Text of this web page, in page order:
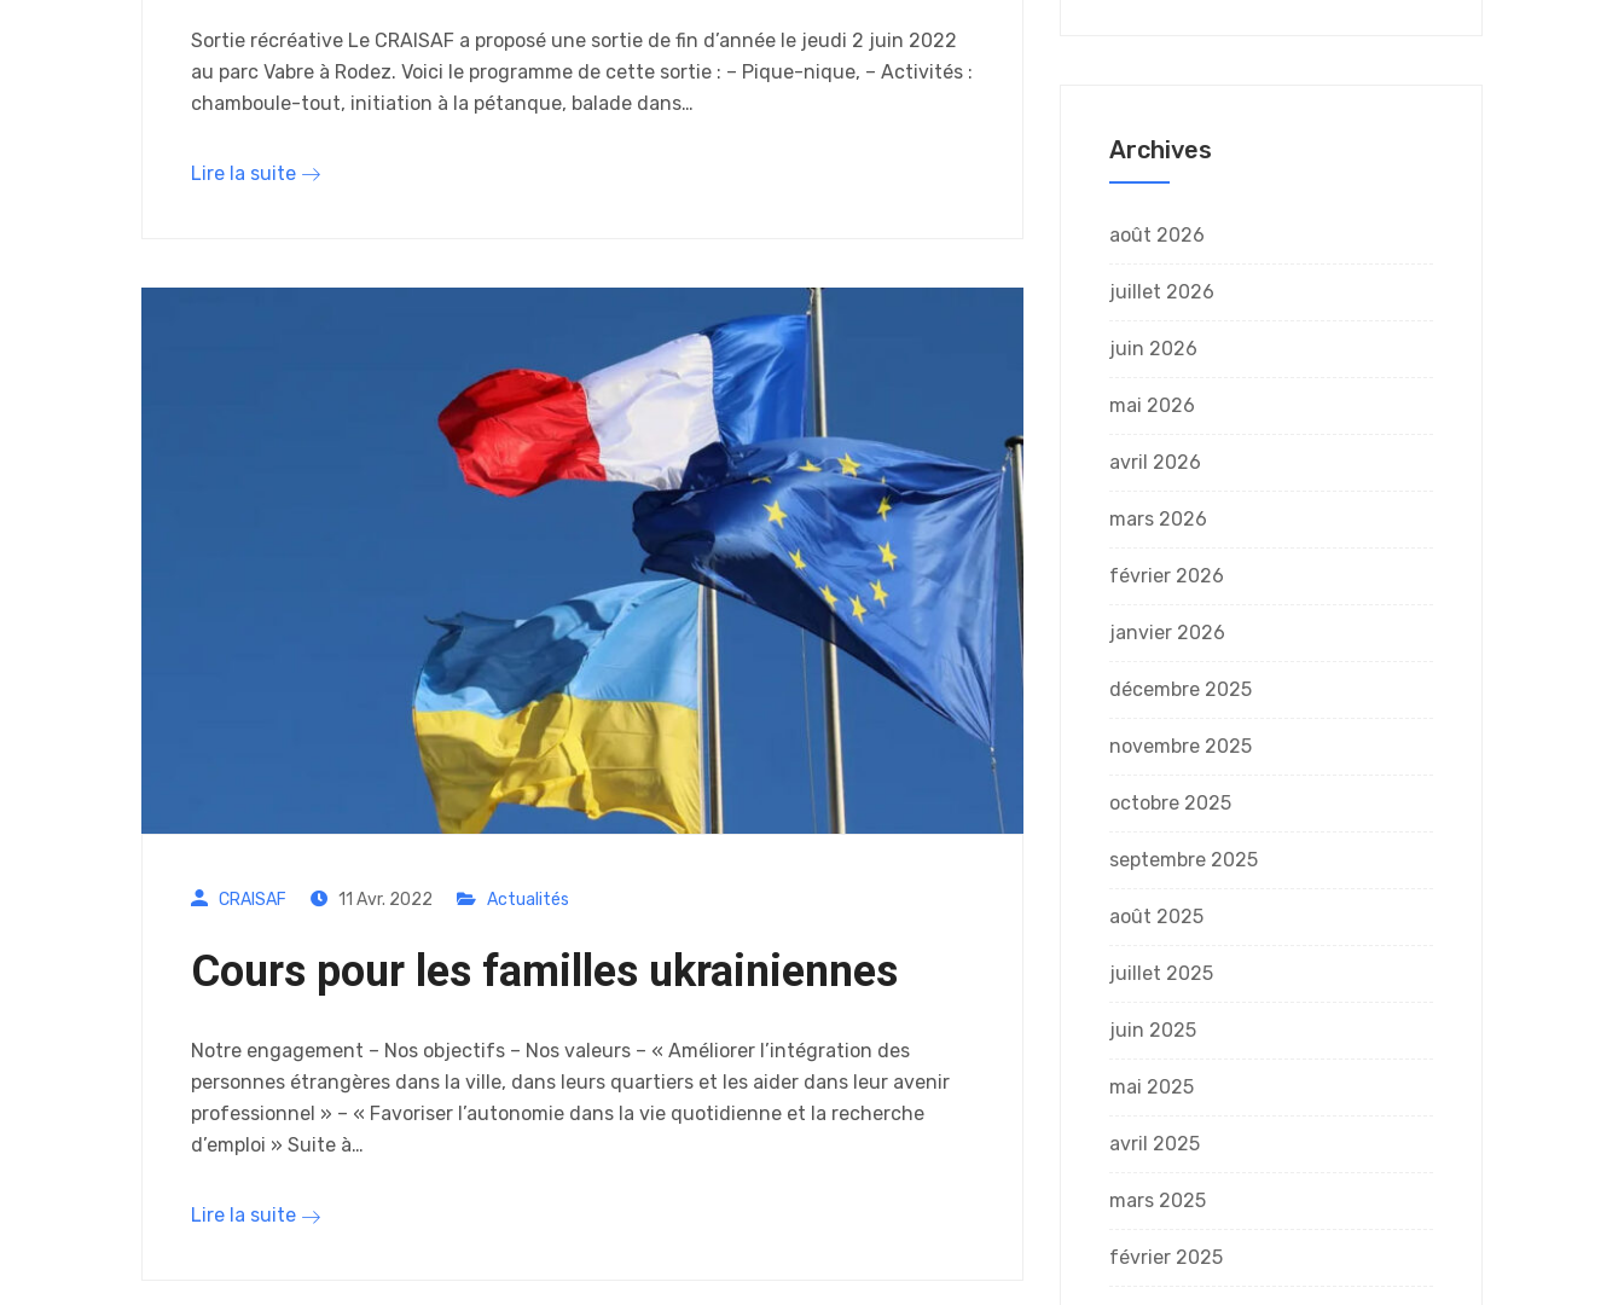
Sortie récréative Le CRAISAF a proposé une sortie de fin d’année le jeudi 2 juin 2022
au parc Vabre à Rodez. Voici le programme de cette sortie : – Pique-nique, – Activités :
chamboule-tout, initiation à la pétanque, balade dans…
Lire la suite
CRAISAF 11 Avr. 2022 Actualités
Cours pour les familles ukrainiennes
Notre engagement – Nos objectifs – Nos valeurs – « Améliorer l’intégration des
personnes étrangères dans la ville, dans leurs quartiers et les aider dans leur avenir
professionnel » – « Favoriser l’autonomie dans la vie quotidienne et la recherche
d’emploi » Suite à…
Lire la suite
Archives
août 2026
juillet 2026
juin 2026
mai 2026
avril 2026
mars 2026
février 2026
janvier 2026
décembre 2025
novembre 2025
octobre 2025
septembre 2025
août 2025
juillet 2025
juin 2025
mai 2025
avril 2025
mars 2025
février 2025